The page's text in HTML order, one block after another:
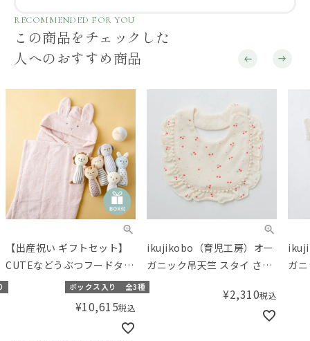
RECOMMENDED FOR YOU
この商品をチェックした
人へのおすすめ商品
【出産祝い ギフトセット】
CUTEなどうぶつフードタオ
ルと布おもちゃのセット
【ギフトボックス入り】／
Amingオリジナルセット
ボックス入り 全3種
¥10,615税込
ikujikobo（育児工房）オー
ガニック吊天竺 スタイ さく
らんぼ
¥2,310税込
ガ